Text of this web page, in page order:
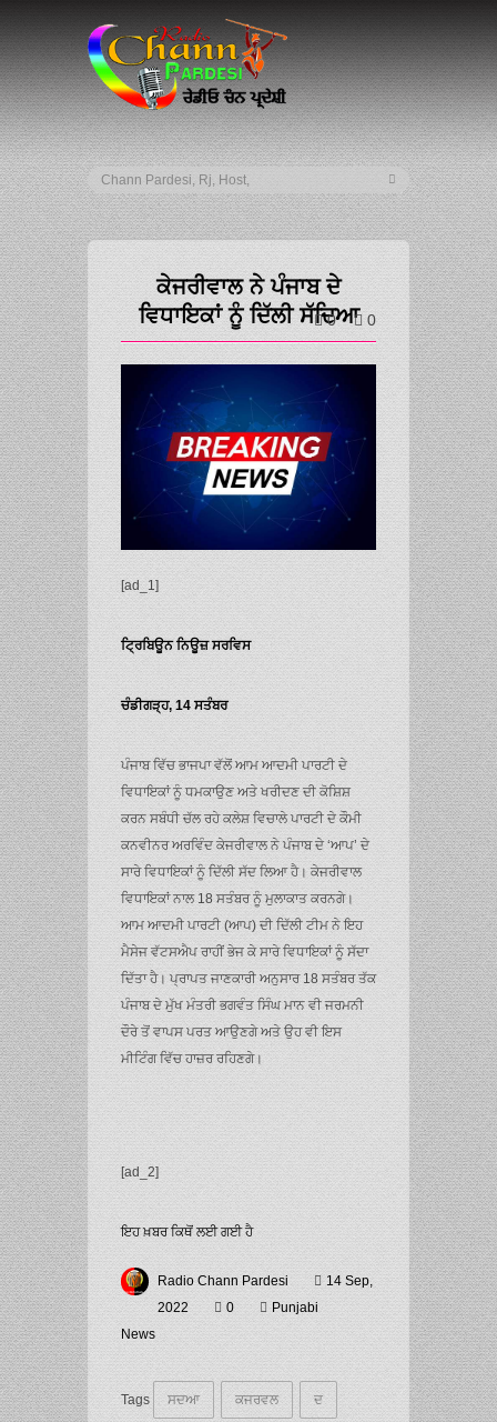
ਕੇਜਰੀਵਾਲ ਨੇ ਪੰਜਾਬ ਦੇ
ਵਿਧਾਇਕਾਂ ਨੂੰ ਦਿੱਲੀ ਸੱਦਿਆ
0 0
[ad_1]
ਟ੍ਰਿਬਿਊਨ ਨਿਊਜ਼ ਸਰਵਿਸ
ਚੰਡੀਗੜ੍ਹ, 14 ਸਤੰਬਰ
ਪੰਜਾਬ ਵਿੱਚ ਭਾਜਪਾ ਵੱਲੋਂ ਆਮ ਆਦਮੀ ਪਾਰਟੀ ਦੇ
ਵਿਧਾਇਕਾਂ ਨੂੰ ਧਮਕਾਉਣ ਅਤੇ ਖਰੀਦਣ ਦੀ ਕੋਸ਼ਿਸ਼
ਕਰਨ ਸਬੰਧੀ ਚੱਲ ਰਹੇ ਕਲੇਸ਼ ਵਿਚਾਲੇ ਪਾਰਟੀ ਦੇ ਕੌਮੀ
ਕਨਵੀਨਰ ਅਰਵਿੰਦ ਕੇਜਰੀਵਾਲ ਨੇ ਪੰਜਾਬ ਦੇ ‘ਆਪ’ ਦੇ
ਸਾਰੇ ਵਿਧਾਇਕਾਂ ਨੂੰ ਦਿੱਲੀ ਸੱਦ ਲਿਆ ਹੈ। ਕੇਜਰੀਵਾਲ
ਵਿਧਾਇਕਾਂ ਨਾਲ 18 ਸਤੰਬਰ ਨੂੰ ਮੁਲਾਕਾਤ ਕਰਨਗੇ।
ਆਮ ਆਦਮੀ ਪਾਰਟੀ (ਆਪ) ਦੀ ਦਿੱਲੀ ਟੀਮ ਨੇ ਇਹ
ਮੈਸੇਜ ਵੱਟਸਐਪ ਰਾਹੀਂ ਭੇਜ ਕੇ ਸਾਰੇ ਵਿਧਾਇਕਾਂ ਨੂੰ ਸੱਦਾ
ਦਿੱਤਾ ਹੈ। ਪ੍ਰਾਪਤ ਜਾਣਕਾਰੀ ਅਨੁਸਾਰ 18 ਸਤੰਬਰ ਤੱਕ
ਪੰਜਾਬ ਦੇ ਮੁੱਖ ਮੰਤਰੀ ਭਗਵੰਤ ਸਿੰਘ ਮਾਨ ਵੀ ਜਰਮਨੀ
ਦੌਰੇ ਤੋਂ ਵਾਪਸ ਪਰਤ ਆਉਣਗੇ ਅਤੇ ਉਹ ਵੀ ਇਸ
ਮੀਟਿੰਗ ਵਿੱਚ ਹਾਜ਼ਰ ਰਹਿਣਗੇ।
[ad_2]
ਇਹ ਖ਼ਬਰ ਕਿਥੋਂ ਲਈ ਗਈ ਹੈ
Radio Chann Pardesi
14 Sep,
2022
0
Punjabi
News
Tags ਸਦਆ ਕਜਰਵਲ ਦ